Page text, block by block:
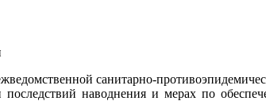
санитарно-
наводнения и мерах по